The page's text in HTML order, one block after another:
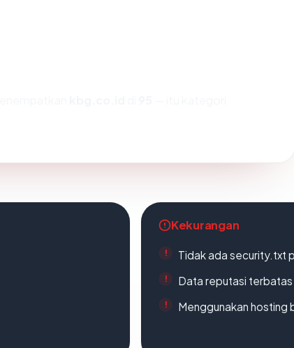
Kekurangan
Tidak ada security.txt
Data reputasi
Menggunakan hosting